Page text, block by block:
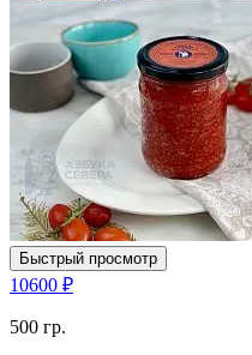
Быстрый просмотр
10600 ₽
500 гр.